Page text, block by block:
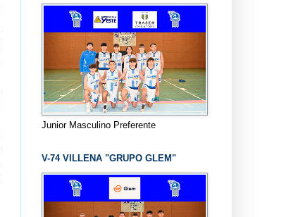
Junior Masculino Preferente
V-74 VILLENA "GRUPO GLEM"